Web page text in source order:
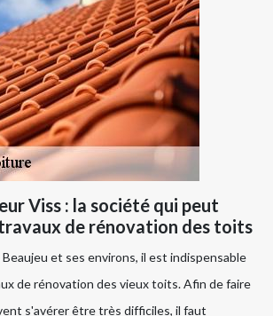
Viss : la société qui peut
de rénovation des toits
Beaujeu et ses environs, il est indispensable
de rénovation des vieux toits. Afin de faire
s'avérer être très difficiles, il faut